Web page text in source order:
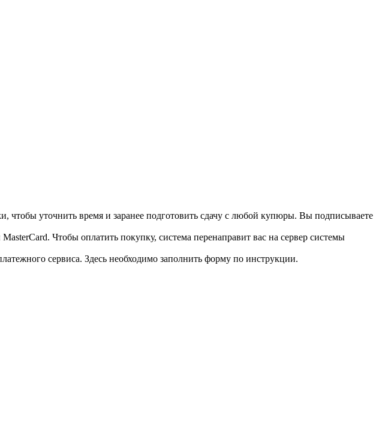
чтобы уточнить время и заранее подготовить сдачу с любой купюры. Вы подписываете
Чтобы оплатить покупку, система перенаправит вас на сервер системы
сервиса. Здесь необходимо заполнить форму по инструкции.